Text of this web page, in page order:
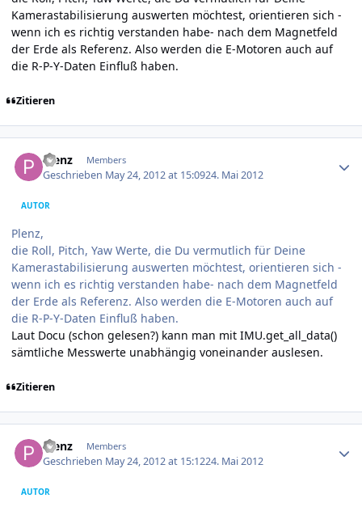
Kamerastabilisierung auswerten möchtest, orientieren sich -
wenn ich es richtig verstanden habe- nach dem Magnetfeld
der Erde als Referenz. Also werden die E-Motoren auch auf
die R-P-Y-Daten Einfluß haben.
Zitieren
Plenz Members
Geschrieben May 24, 2012 at 15:0924. Mai 2012
AUTOR
Plenz,
die Roll, Pitch, Yaw Werte, die Du vermutlich für Deine
Kamerastabilisierung auswerten möchtest, orientieren sich -
wenn ich es richtig verstanden habe- nach dem Magnetfeld
der Erde als Referenz. Also werden die E-Motoren auch auf
die R-P-Y-Daten Einfluß haben.
Laut Docu (schon gelesen?) kann man mit IMU.get_all_data()
sämtliche Messwerte unabhängig voneinander auslesen.
Zitieren
Plenz Members
Geschrieben May 24, 2012 at 15:1224. Mai 2012
AUTOR